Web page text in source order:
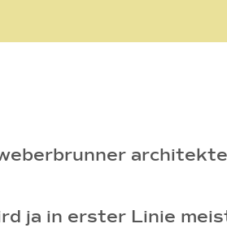
ja in erster Linie